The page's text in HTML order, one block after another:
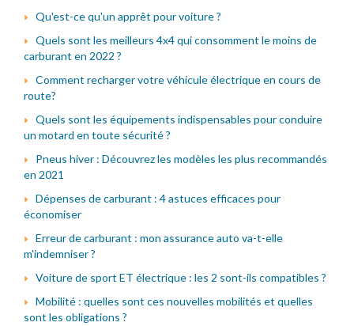
Qu'est-ce qu'un apprêt pour voiture ?
Quels sont les meilleurs 4x4 qui consomment le moins de
carburant en 2022 ?
Comment recharger votre véhicule électrique en cours de
route?
Quels sont les équipements indispensables pour conduire
un motard en toute sécurité ?
Pneus hiver : Découvrez les modèles les plus recommandés
en 2021
Dépenses de carburant : 4 astuces efficaces pour
économiser
Erreur de carburant : mon assurance auto va-t-elle
m'indemniser ?
Voiture de sport ET électrique : les 2 sont-ils compatibles ?
Mobilité : quelles sont ces nouvelles mobilités et quelles
sont les obligations ?